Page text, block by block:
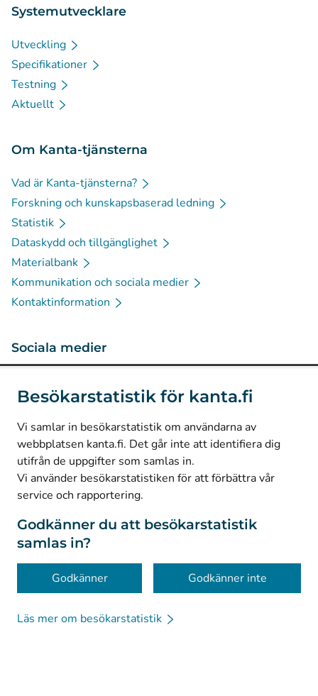
Besökarstatistik för kanta.fi
Vi samlar in besökarstatistik om användarna av
webbplatsen kanta.fi. Det går inte att identifiera dig
utifrån de uppgifter som samlas in.
Vi använder besökarstatistiken för att förbättra vår
service och rapportering.
Godkänner du att besökarstatistik
samlas in?
Godkänner Godkänner inte
Läs mer om besökarstatistik
Systemutvecklare
Utveckling
Specifikationer
Testning
Aktuellt
Om Kanta-tjänsterna
Vad är Kanta-tjänsterna?
Forskning och kunskapsbaserad ledning
Statistik
Dataskydd och tillgänglighet
Materialbank
Kommunikation och sociala medier
Kontaktinformation
Sociala medier
LinkedIn(Avautuu uuteen välilehteen)
Facebook
Avautuu uuteen välilehteen)
© Kanta-Palvelut, Kansaneläkelaitos
Dataskydd
Om webbplatsen
Tillgänglighet
Kakor